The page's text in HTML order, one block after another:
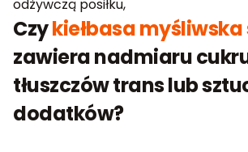
odżywczą posiłku,
Czykiełbasa
zawiera nadmiaru
tłuszczów trans lub
dodatków?